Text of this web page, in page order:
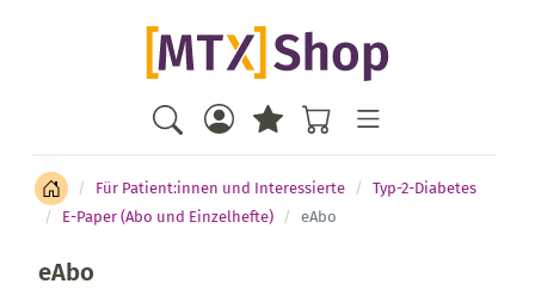
Für Patient:innen und Interessierte
Typ-2-Diabetes
E-Paper (Abo und Einzelhefte)
eAbo
eAbo